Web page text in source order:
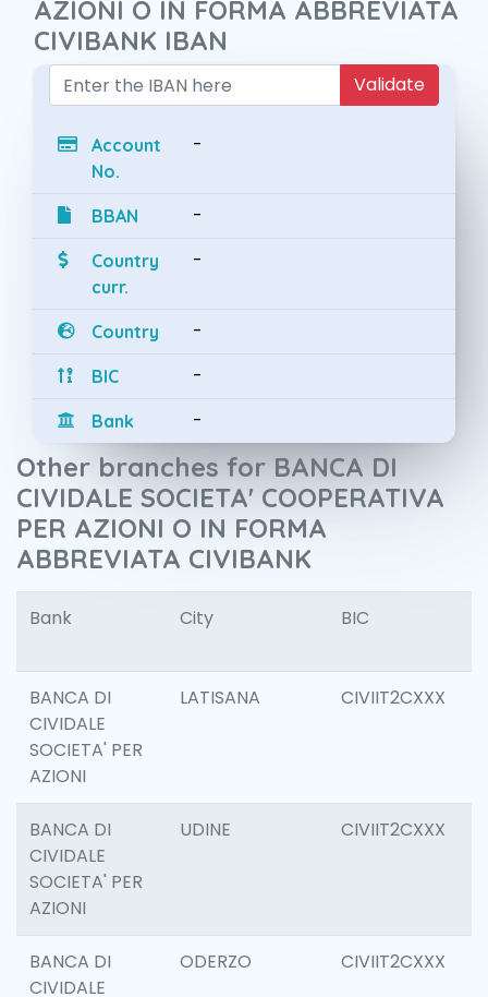
AZIONI O IN FORMA ABBREVIATA
CIVIBANK IBAN
Validate
Account
No.
-
BBAN -
Country
curr.
-
Country -
BIC -
Bank -
Other branches for BANCA DI
CIVIDALE SOCIETA' COOPERATIVA
PER AZIONI O IN FORMA
ABBREVIATA CIVIBANK
Bank City BIC
BANCA DI
CIVIDALE
SOCIETA' PER
AZIONI
LATISANA CIVIIT2CXXX
BANCA DI
CIVIDALE
SOCIETA' PER
AZIONI
UDINE CIVIIT2CXXX
BANCA DI
CIVIDALE
ODERZO CIVIIT2CXXX